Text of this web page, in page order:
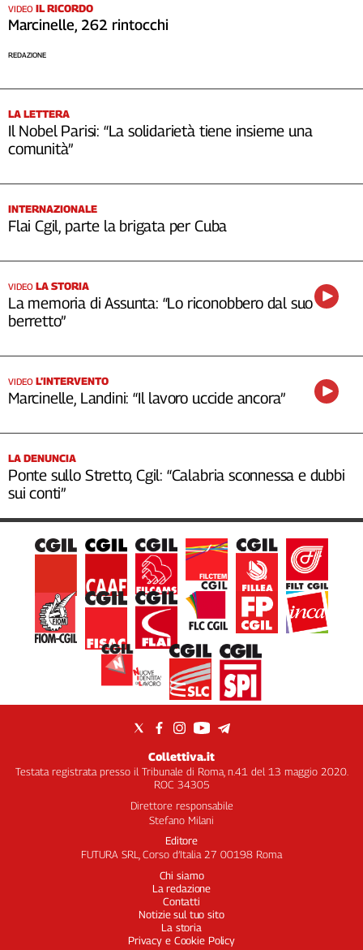
VIDEO IL RICORDO
Marcinelle, 262 rintocchi
REDAZIONE
LA LETTERA
Il Nobel Parisi: “La solidarietà tiene insieme una
comunità”
INTERNAZIONALE
Flai Cgil, parte la brigata per Cuba
VIDEO LA STORIA
La memoria di Assunta: “Lo riconobbero dal suo
berretto”
VIDEO L’INTERVENTO
Marcinelle, Landini: “Il lavoro uccide ancora”
LA DENUNCIA
Ponte sullo Stretto, Cgil: “Calabria sconnessa e dubbi
sui conti”
Collettiva.it
Testata registrata presso il Tribunale di Roma, n.41 del 13 maggio 2020.
ROC 34305
Direttore responsabile
Stefano Milani
Editore
FUTURA SRL, Corso d’Italia 27 00198 Roma
Chi siamo
La redazione
Contatti
Notizie sul tuo sito
La storia
Privacy e Cookie Policy